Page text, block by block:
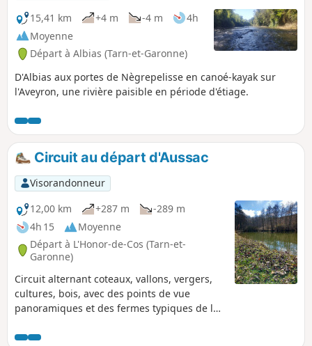
15,41 km
+4 m -4 m
4h
Moyenne
Départ à Albias (Tarn-et-Garonne)
D'Albias aux portes de Nègrepelisse en canoé-kayak sur
l'Aveyron, une rivière paisible en période d'étiage.
Circuit au départ d'Aussac
Visorandonneur
12,00 km
+287 m
-289 m
4h 15
Moyenne
Départ à L'Honor-de-Cos (Tarn-et-
Garonne)
Circuit alternant coteaux, vallons, vergers,
cultures, bois, avec des points de vue
panoramiques et des fermes typiques de la